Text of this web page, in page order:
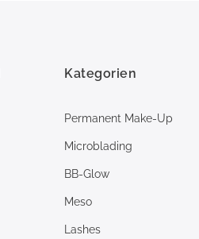
Kategorien
Permanent Make-Up
Microblading
BB-Glow
Meso
Lashes